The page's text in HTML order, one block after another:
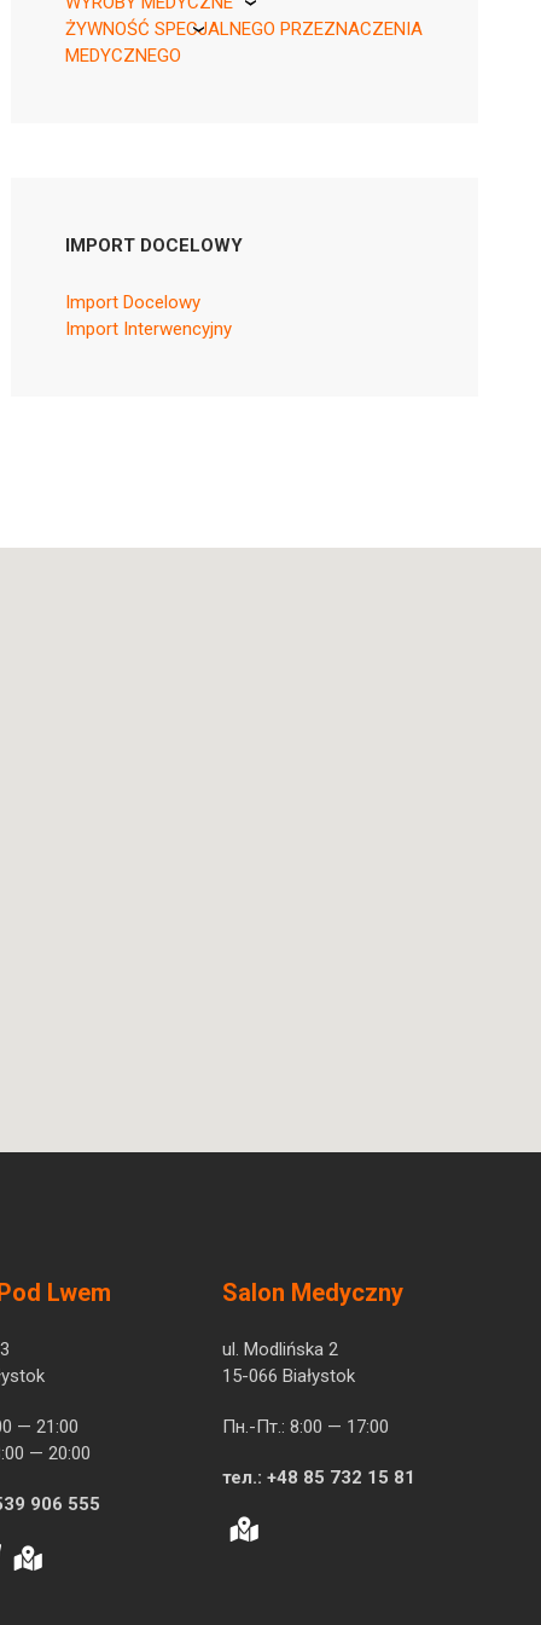
KikGel
ŻYWNOŚĆ SPECJALNEGO PRZEZNACZENIA
MEDYCZNEGO
IMPORT DOCELOWY
Import Docelowy
Import Interwencyjny
Lwem
— 21:00
— 20:00
906 555
Salon Medyczny
ul. Modlińska 2
15-066 Białystok
Пн.-Пт.: 8:00 — 17:00
тел.: +48 85 732 15 81